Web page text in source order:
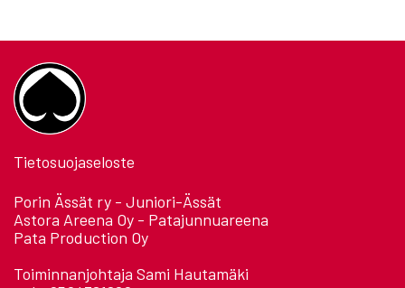
Tietosuojaseloste
Porin Ässät ry - Juniori-Ässät
Astora Areena Oy - Patajunnuareena
Pata Production Oy
Toiminnanjohtaja Sami Hautamäki